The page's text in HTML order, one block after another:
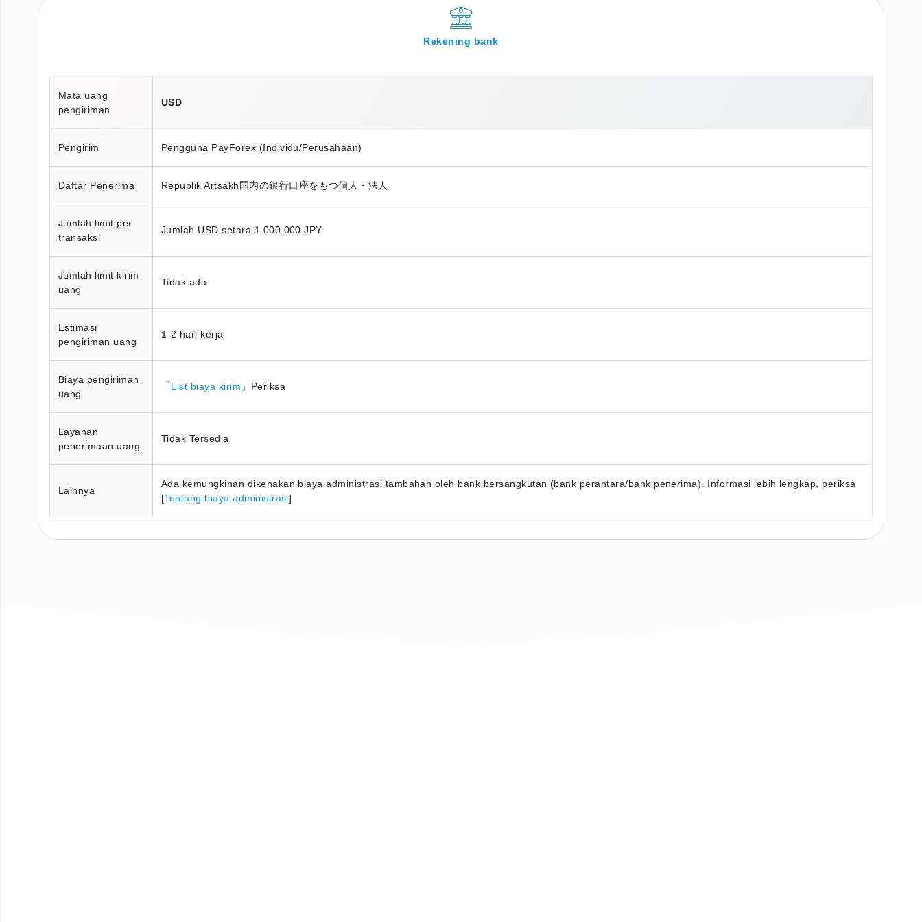
Rekening bank
Mata uang
pengiriman
USD
Pengirim Pengguna PayForex (Individu/Perusahaan)
Daftar Penerima Republik Artsakh国内の銀行口座をもつ個人・法人
Jumlah limit per
transaksi
Jumlah USD setara 1.000.000 JPY
Jumlah limit kirim
uang
Tidak ada
Estimasi
pengiriman uang
1-2 hari kerja
Biaya pengiriman
uang
「List biaya kirim 」Periksa
Layanan
penerimaan uang
Tidak Tersedia
Lainnya
Ada kemungkinan dikenakan biaya administrasi tambahan oleh bank bersangkutan (bank perantara/bank penerima). Informasi lebih lengkap, periksa
[Tentang biaya administrasi]